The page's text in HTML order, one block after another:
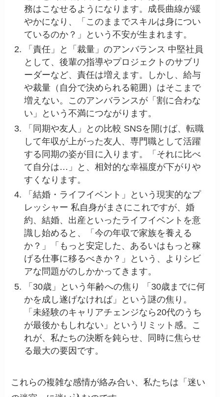
務はこなせるようになります。成長曲線が緩
やかになり、「このままでスキルは身につい
ているのか？」という不安が生まれます。
「責任」と「裁量」のアンバランス 中堅社員
として、後輩の指導やプロジェクトのサブリ
ーダーなど、責任は増えます。しかし、給与
や裁量（自分で決められる範囲）はそこまで
増えない。このアンバランスが「割に合わな
い」という不満につながります。
「同期や友人」との比較 SNSを開けば、転職
して年収が上がった友人、専門職として活躍
する同期の姿が目に入ります。「それに比べ
て自分は…」と、相対的な幸福度が下がりや
すくなります。
「結婚・ライフイベント」という現実的なプ
レッシャー 私自身がまさにこれですが、婚
約、結婚、出産といったライフイベントを意
識し始めると、「今の年収で家族を養える
か？」「もっと安定した、あるいはもっと稼
げる仕事に移るべきか？」という、よりシビ
アな問題がのしかかってきます。
「30歳」という年齢への焦り 「30歳までに何
かを成し遂げなければ」という謎の焦り。
「未経験のキャリアチェンジなら20代のうち
が最後かもしれない」というリミット感。こ
れが、私たちの決断を鈍らせ、同時に焦らせ
る最大の要因です。
これらの複雑な感情が絡み合い、私たちは「迷い